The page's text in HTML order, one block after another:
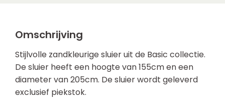
Omschrijving
Stijlvolle zandkleurige sluier uit de Basic collectie.
De sluier heeft een hoogte van 155cm en een
diameter van 205cm. De sluier wordt geleverd
exclusief piekstok.